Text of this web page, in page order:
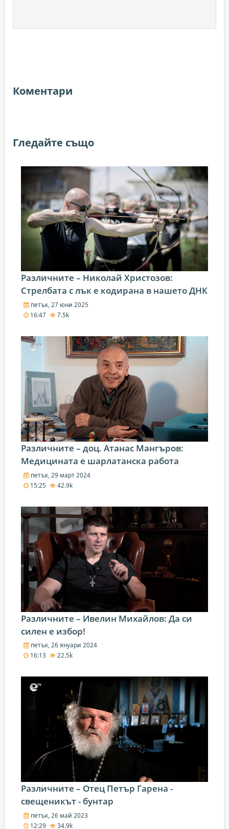
Коментари
Гледайте също
Различните – Николай Христозов:
Стрелбата с лък е кодирана в нашето ДНК
петък, 27 юни 2025
16:47
7.5k
Различните – доц. Атанас Мангъров:
Медицината е шарлатанска работа
петък, 29 март 2024
15:25
42.9k
Различните – Ивелин Михайлов: Да си
силен е избор!
петък, 26 януари 2024
16:13
22.5k
Различните – Oтец Петър Гарена -
свещеникът - бунтар
петък, 26 май 2023
12:29
34.9k